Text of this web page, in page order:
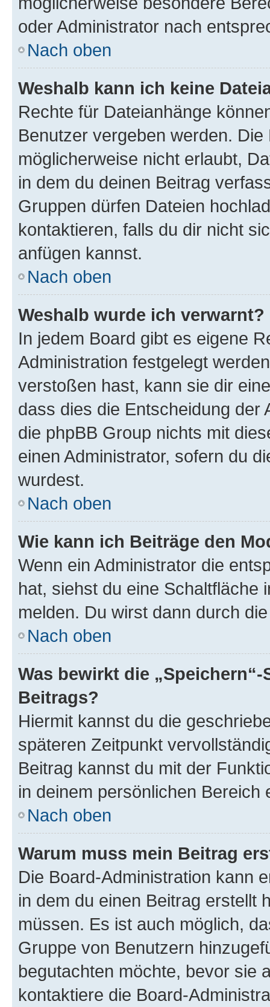
oder Administrator nach
Nach oben
Weshalb kann ich keine
Rechte für Dateianhänge
Benutzer vergeben werden.
möglicherweise nicht erlaubt,
in dem du deinen Beitrag
Gruppen dürfen Dateien
kontaktieren, falls du dir nicht
anfügen kannst.
Nach oben
Weshalb wurde ich verwarnt?
In jedem Board gibt es eigene
Administration festgelegt
verstoßen hast, kann sie dir
dass dies die Entscheidung der
die phpBB Group nichts mit
einen Administrator, sofern du
wurdest.
Nach oben
Wie kann ich Beiträge den
Wenn ein Administrator die
hat, siehst du eine Schaltfläche
melden. Du wirst dann durch
Nach oben
Was bewirkt die
Beitrags?
Hiermit kannst du die
späteren Zeitpunkt
Beitrag kannst du mit der
in deinem persönlichen Bereich
Nach oben
Warum muss mein Beitrag
Die Board-Administration kann
in dem du einen Beitrag erstellt
müssen. Es ist auch möglich,
Gruppe von Benutzern
begutachten möchte, bevor sie
kontaktiere die Board-